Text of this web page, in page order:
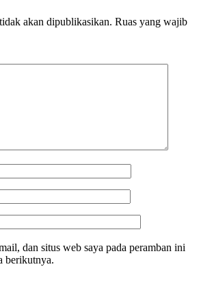
akan dipublikasikan. Ruas yang wajib
dan situs web saya pada peramban ini
berikutnya.